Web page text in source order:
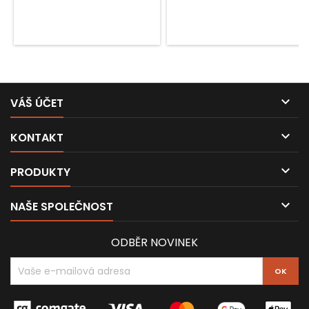
VÁŠ ÚČET 
KONTAKT 
PRODUKTY 
NAŠE SPOLEČNOST 
ODBĚR NOVINEK